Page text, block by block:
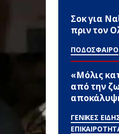
Σoκ για
πριν τον
ΠΟΔΟΣΦΑΙΡΟ
«Μόλις
από την
ΓΕΝΙΚΕΣ